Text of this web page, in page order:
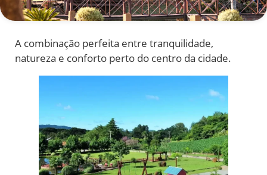
A combinação perfeita entre tranquilidade,
natureza e conforto perto do centro da cidade.